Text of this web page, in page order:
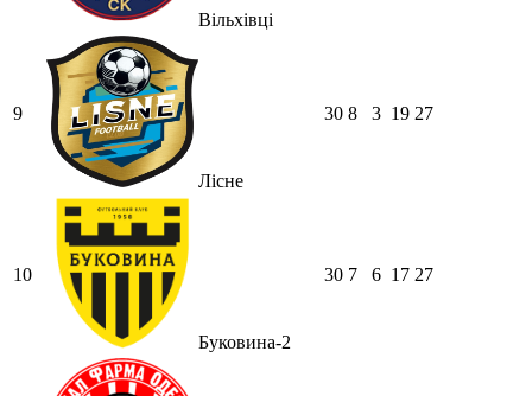
Вільхівці
9
Лісне
30 8 3 19 27
10
Буковина-2
30 7 6 17 27